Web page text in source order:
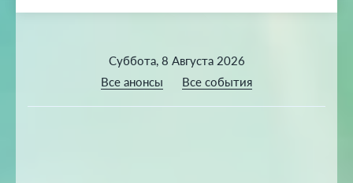
Суббота, 8 Августа 2026
Все анонсы
Все события